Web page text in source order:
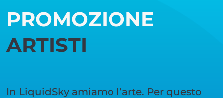
PROMOZIONE
ARTISTI
In LiquidSky amiamo l’arte. Per questo